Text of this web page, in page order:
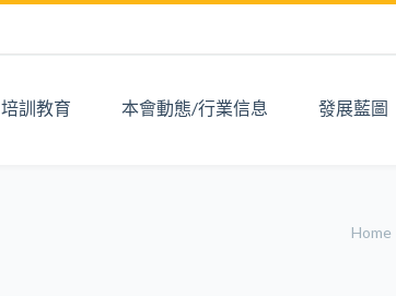
培訓教育 本會動態/行業信息 發展藍圖
Home